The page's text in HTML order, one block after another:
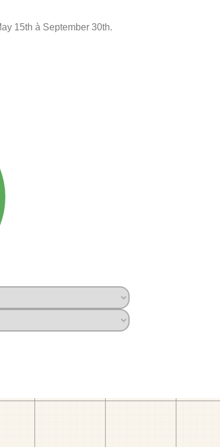
15th à September 30th.